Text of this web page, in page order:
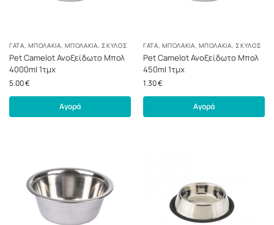
ΓΆΤΑ,ΜΠΟΛΆΚΙΑ,ΜΠΟΛΆΚΙΑ,ΣΚΎΛΟΣ
Pet Camelot Ανοξείδωτο Μπολ
4000ml 1τμχ
5.00€
Αγορά
ΓΆΤΑ,ΜΠΟΛΆΚΙΑ,ΜΠΟΛΆΚΙΑ,ΣΚΎΛΟΣ
Pet Camelot Ανοξείδωτο Μπολ
450ml 1τμχ
1.30€
Αγορά